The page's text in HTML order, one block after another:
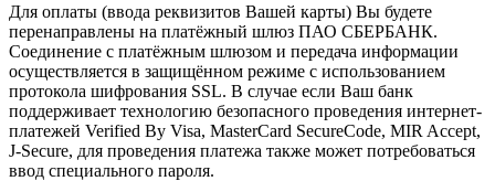
Для оплаты (ввода реквизитов Вашей карты) Вы будете
перенаправлены на платёжный шлюз ПАО СБЕРБАНК.
Соединение с платёжным шлюзом и передача информации
осуществляется в защищённом режиме с использованием
протокола шифрования SSL. В случае если Ваш банк
поддерживает технологию безопасного проведения интернет-
платежей Verified By Visa, MasterCard SecureCode, MIR Accept,
J-Secure, для проведения платежа также может потребоваться
ввод специального пароля.